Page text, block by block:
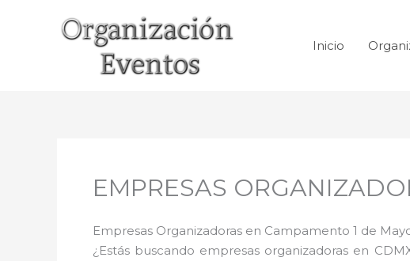
Inicio
EMPRESAS
Empresas Organizadoras en Campamento 1 de
¿Estás buscando empresas organizadoras en